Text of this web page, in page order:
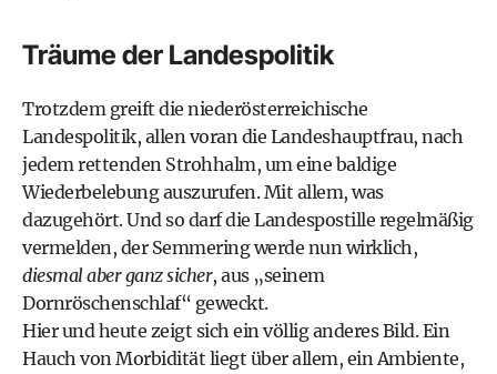
Träume der Landespolitik
Trotzdem greift die niederösterreichische
Landespolitik, allen voran die Landeshauptfrau, nach
jedem rettenden Strohhalm, um eine baldige
Wiederbelebung auszurufen. Mit allem, was
dazugehört. Und so darf die Landespostille regelmäßig
vermelden, der Semmering werde nun wirklich,
diesmal aber ganz sicher, aus „seinem
Dornröschenschlaf“ geweckt.
Hier und heute zeigt sich ein völlig anderes Bild. Ein
Hauch von Morbidität liegt über allem, ein Ambiente,